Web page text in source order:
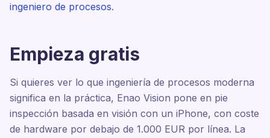
ingeniero de procesos.
Empieza gratis
Si quieres ver lo que ingeniería de procesos moderna
significa en la práctica, Enao Vision pone en pie
inspección basada en visión con un iPhone, con coste
de hardware por debajo de 1.000 EUR por línea. La